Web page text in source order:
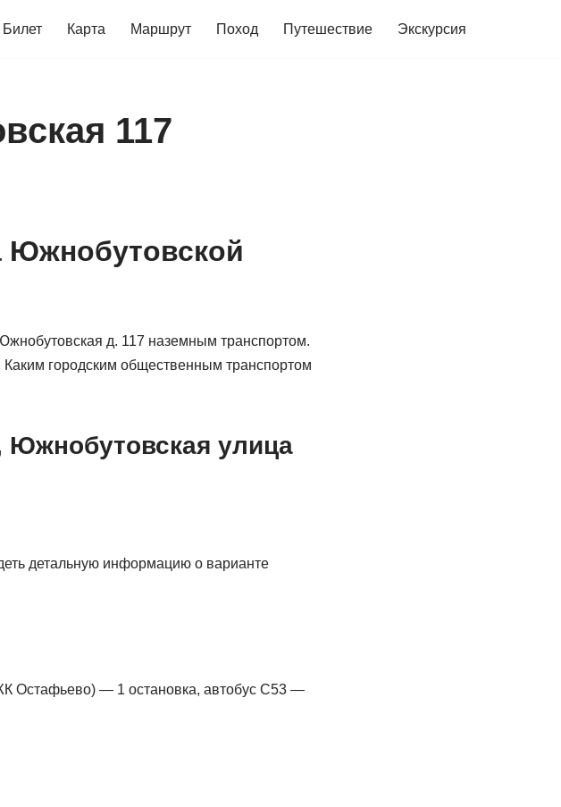
Билет Карта Маршрут Поход Путешествие Экскурсия
117
Южнобутовской
д. 117 наземным транспортом.
городским общественным транспортом
Южнобутовская улица
детальную информацию о варианте
Остафьево) — 1 остановка, автобус С53 —